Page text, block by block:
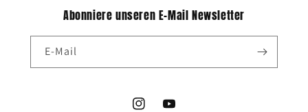
Abonniere unseren E-Mail Newsletter
E-Mail